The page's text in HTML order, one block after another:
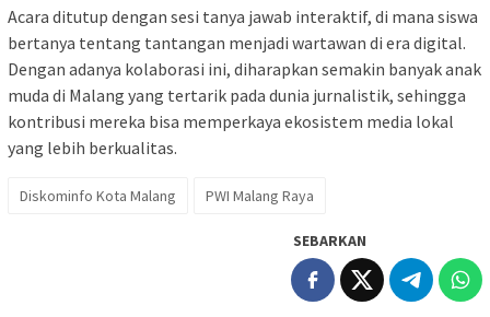
Acara ditutup dengan sesi tanya jawab interaktif, di mana siswa
bertanya tentang tantangan menjadi wartawan di era digital.
Dengan adanya kolaborasi ini, diharapkan semakin banyak anak
muda di Malang yang tertarik pada dunia jurnalistik, sehingga
kontribusi mereka bisa memperkaya ekosistem media lokal
yang lebih berkualitas.
Diskominfo Kota Malang PWI Malang Raya
SEBARKAN